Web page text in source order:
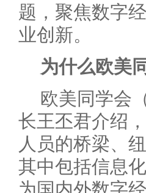
题，聚焦数字
业创新。
为什么欧美
欧美同学会
长王丕君介绍
人员的桥梁、
其中包括信息